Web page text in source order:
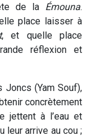
de la Émouna.
place laisser à
, et quelle place
réflexion et
(Yam Souf),
concrètement
jettent à l’eau et
leur arrive au cou ;